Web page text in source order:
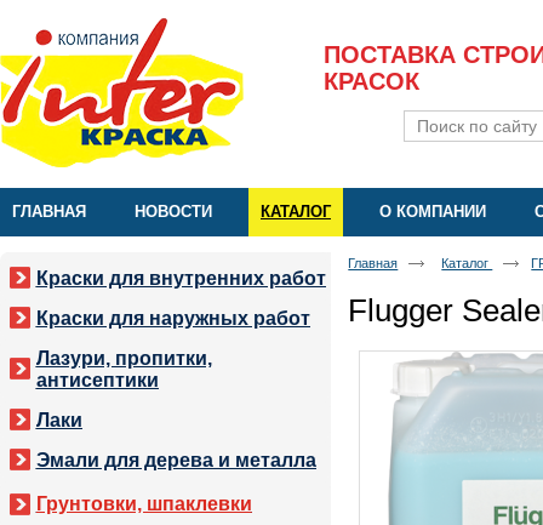
ПОСТАВКА
КРАСОК
ГЛАВНАЯ НОВОСТИ КАТАЛОГ О КОМПАНИИ
Краски для внутренних работ
Краски для наружных работ
Лазури, пропитки,
антисептики
Лаки
Эмали для дерева и металла
Грунтовки, шпаклевки
Главная Каталог
Flugger